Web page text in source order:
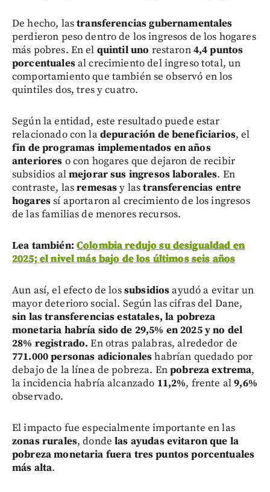
De hecho, lastransferencias gubernamentales
perdieron peso dentro de los ingresos de los hogares
más pobres. En el quintil uno restaron4,4 puntos
porcentualesal crecimiento del ingreso total, un
comportamiento que también se observó en los
quintiles dos, tres y cuatro.
Según la entidad, este resultado puede estar
relacionado con ladepuración de beneficiarios, el
fin de programas implementados en años
anteriores o con hogares que dejaron de recibir
subsidios almejorar sus ingresos laborales. En
contraste, lasremesasy lastransferencias entre
hogaressí aportaron al crecimiento de los ingresos
de las familias de menores recursos.
Lea también: Colombia redujo su desigualdad en
2025; el nivel más bajo de los últimos seis años
Aun así, el efecto de lossubsidiosayudó a evitar un
mayor deterioro social. Según las cifras del Dane,
sin las transferencias estatales, la pobreza
monetaria habría sido de 29,5% en 2025 y no del
28% registrado.En otras palabras, alrededor de
771.000 personas adicionaleshabrían quedado por
debajo de la línea de pobreza. Enpobreza extrema,
la incidencia habría alcanzado 11,2%, frente al9,6%
observado.
El impacto fue especialmente importante en las
zonas rurales, dondelas ayudas evitaron que la
pobreza monetaria fuera tres puntos porcentuales
más alta.